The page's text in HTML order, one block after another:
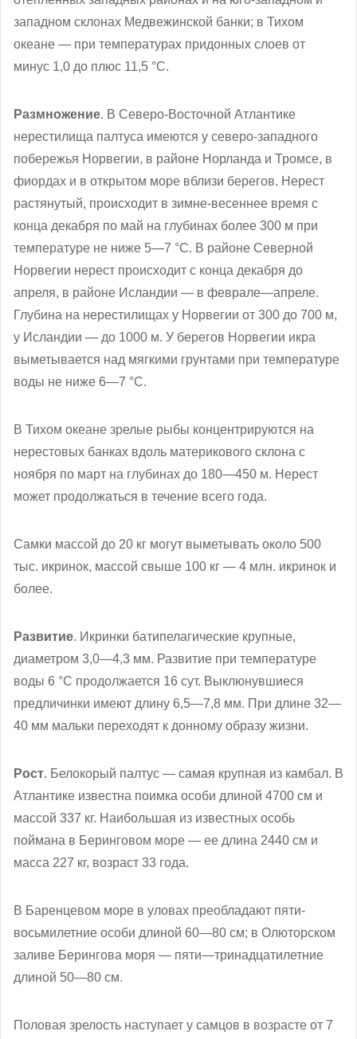
западном склонах Медвежинской банки; в Тихом
океане — при температурах придонных слоев от
минус 1,0 до плюс 11,5 °C.
Размножение. В Северо-Восточной Атлантике
нерестилища палтуса имеются у северо-западного
побережья Норвегии, в районе Норланда и Тромсе, в
фиордах и в открытом море вблизи берегов. Нерест
растянутый, происходит в зимне-весеннее время с
конца декабря по май на глубинах более 300 м при
температуре не ниже 5—7 °C. В районе Северной
Норвегии нерест происходит с конца декабря до
апреля, в районе Исландии — в феврале—апреле.
Глубина на нерестилищах у Норвегии от 300 до 700 м,
у Исландии — до 1000 м. У берегов Норвегии икра
выметывается над мягкими грунтами при температуре
воды не ниже 6—7 °C.
В Тихом океане зрелые рыбы концентрируются на
нерестовых банках вдоль материкового склона с
ноября по март на глубинах до 180—450 м. Нерест
может продолжаться в течение всего года.
Самки массой до 20 кг могут выметывать около 500
тыс. икринок, массой свыше 100 кг — 4 млн. икринок и
более.
Развитие. Икринки батипелагические крупные,
диаметром 3,0—4,3 мм. Развитие при температуре
воды 6 °C продолжается 16 сут. Выклюнувшиеся
предличинки имеют длину 6,5—7,8 мм. При длине 32—
40 мм мальки переходят к донному образу жизни.
Рост. Белокорый палтус — самая крупная из камбал. В
Атлантике известна поимка особи длиной 4700 см и
массой 337 кг. Наибольшая из известных особь
поймана в Беринговом море — ее длина 2440 см и
масса 227 кг, возраст 33 года.
В Баренцевом море в уловах преобладают пяти-
восьмилетние особи длиной 60—80 см; в Олюторском
заливе Берингова моря — пяти—тринадцатилетние
длиной 50—80 см.
Половая зрелость наступает у самцов в возрасте от 7